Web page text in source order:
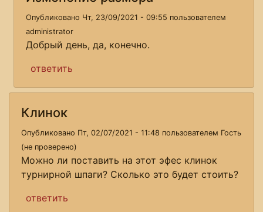
Опубликовано Чт, 23/09/2021 - 09:55 пользователем
administrator
Добрый день, да, конечно.
ответить
Клинок
Опубликовано Пт, 02/07/2021 - 11:48 пользователем Гость
(не проверено)
Можно ли поставить на этот эфес клинок
турнирной шпаги? Сколько это будет стоить?
ответить